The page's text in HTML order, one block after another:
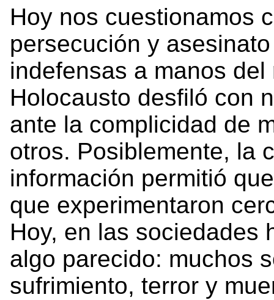
Hoy nos cuestionamos
persecución y
indefensas a manos
Holocausto desfiló con
ante la complicidad de
otros. Posiblemente, la
información permitió
que experimentaron
Hoy, en las sociedades
algo parecido: muchos
sufrimiento, terror y